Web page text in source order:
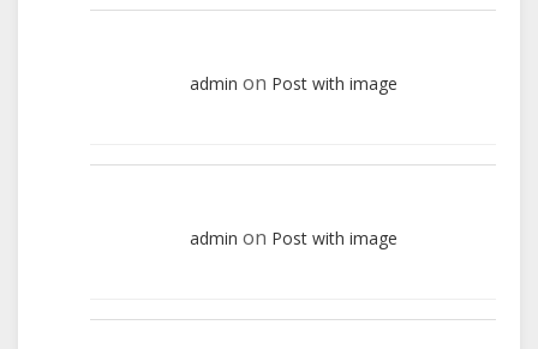
admin on Post with image
admin on Post with image